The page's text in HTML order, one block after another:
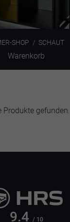
SHOP SCHAUT
Warenkorb
Produkte gefunden.
9.4 / 10